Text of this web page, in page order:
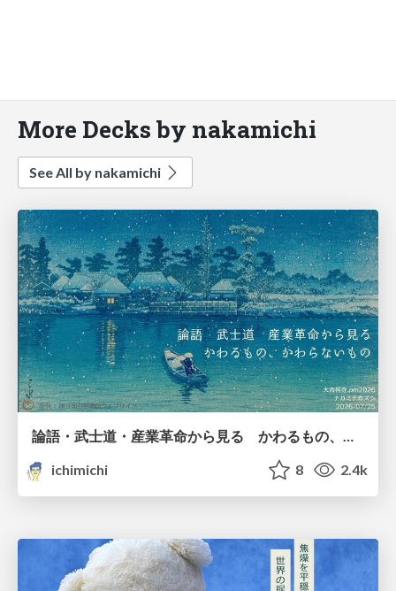
More Decks by nakamichi
See All by nakamichi
論語・武士道・産業革命から見る かわるもの、かわらないもの
ichimichi
8 2.4k